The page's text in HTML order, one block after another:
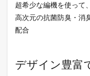
超希少な編機を使って
高次元の抗菌防臭・消
配合
デザイン豊富